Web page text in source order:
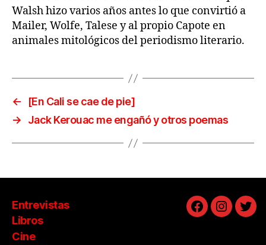
Walsh hizo varios años antes lo que convirtió a
Mailer, Wolfe, Talese y al propio Capote en
animales mitológicos del periodismo literario.
←
[En Cali se cae de pie]
→
Jack Kerouac me engañó y otros poemas
Entrevistas
Libros
Cine
Facebook